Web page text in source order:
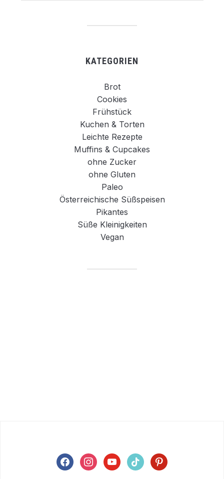
KATEGORIEN
Brot
Cookies
Frühstück
Kuchen & Torten
Leichte Rezepte
Muffins & Cupcakes
ohne Zucker
ohne Gluten
Paleo
Österreichische Süßspeisen
Pikantes
Süße Kleinigkeiten
Vegan
facebookinstagramyoutubetiktok pinterest